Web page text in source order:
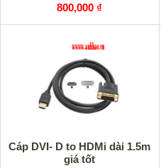
800,000 ₫
Cáp DVI- D to HDMi dài 1.5m
giá tốt